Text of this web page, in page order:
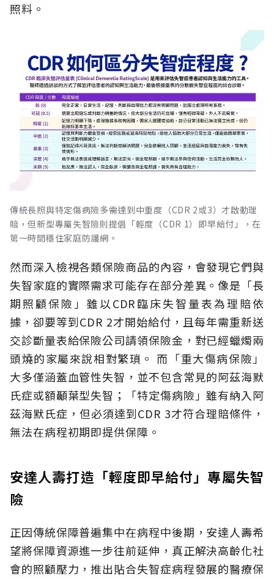
照料。
傳統長照與特定傷病險多需達到中重度（CDR 2或3）才啟動理
賠，但新型專屬失智險則提倡「輕度（CDR 1）即早給付」，在
第一時間穩住家庭防護網。
然而深入檢視各類保險商品的內容，會發現它們與
失智家庭的實際需求可能存在部分差異。像是「長
期照顧保險」雖以CDR臨床失智量表為理賠依
據，卻要等到CDR 2才開始給付，且每年需重新送
交診斷量表給保險公司請領保險金，對已經蠟燭兩
頭燒的家屬來說相對繁瑣。 而「重大傷病保險」
大多僅涵蓋血管性失智，並不包含常見的阿茲海默
氏症或額顳葉型失智；「特定傷病險」雖有納入阿
茲海默氏症，但必須達到CDR 3才符合理賠條件，
無法在病程初期即提供保障。
安達人壽打造「輕度即早給付」專屬失智
險
正因傳統保障普遍集中在病程中後期，安達人壽希
望將保障資源進一步往前延伸，真正解決高齡化社
會的照顧壓力，推出貼合失智症病程發展的醫療保